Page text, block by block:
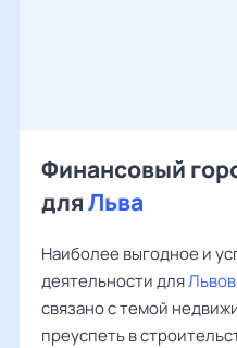
Финансовый
дляЛьва
Наиболее выгодное и
деятельности дляЛьвов
связано с темой
преуспеть в